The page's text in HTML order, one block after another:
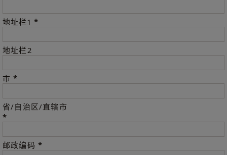
地址栏1 *
地址栏2
市*
省/自治区/直辖市
*
邮政编码 *